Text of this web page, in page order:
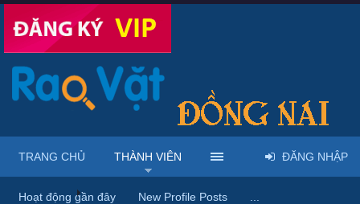
Trang chủ Thành viên
TRANG CHỦ THÀNH VIÊN
Hoạt động gần đây New Profile Posts
ĐĂNG NHẬP